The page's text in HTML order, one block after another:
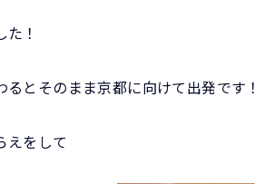
！
とそのまま京都に向けて出発です！
えをして